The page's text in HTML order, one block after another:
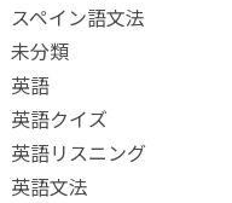
スペイン語文法
未分類
英語
英語クイズ
英語リスニング
英語文法